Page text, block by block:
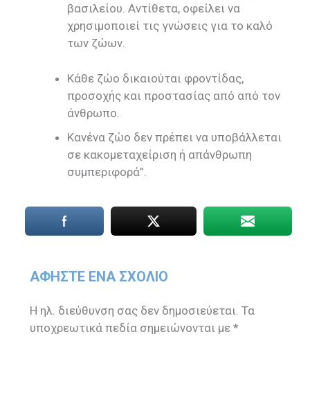
βασιλείου. Αντίθετα, οφείλει να
χρησιμοποιεί τις γνώσεις για το καλό
των ζώων.
Κάθε ζώο δικαιούται φροντίδας,
προσοχής και προστασίας από από τον
άνθρωπο.
Κανένα ζώο δεν πρέπει να υποβάλλεται
σε κακομεταχείριση ή απάνθρωπη
συμπεριφορά”.
ΑΦΉΣΤΕ ΈΝΑ ΣΧΌΛΙΟ
Η ηλ. διεύθυνση σας δεν δημοσιεύεται. Τα
υποχρεωτικά πεδία σημειώνονται με*